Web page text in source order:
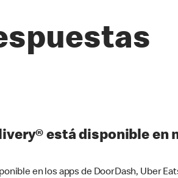
está disponible en
en los apps de DoorDash, Uber